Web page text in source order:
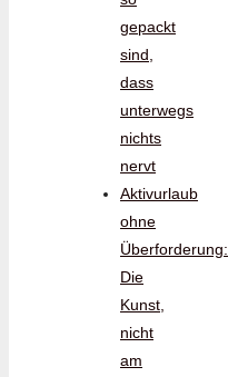
gepackt
sind,
dass
unterwegs
nichts
nervt
Aktivurlaub
ohne
Überforderung:
Die
Kunst,
nicht
am